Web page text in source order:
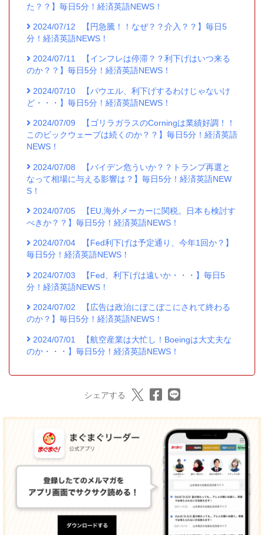
た？？】毎日5分！経済英語NEWS！
2024/07/12
【円急騰！！なぜ？？介入？？】毎日5
分！経済英語NEWS！
2024/07/11
【インフレは停滞？？利下げはいつ来る
のか？？】毎日5分！経済英語NEWS！
2024/07/10
【パウエル、利下げするわけじゃないけ
ど・・・】毎日5分！経済英語NEWS！
2024/07/09
【ゴリラガラスのCorningは業績好調！！
このビックウェーブは続くのか？？】毎日5分！経済英語
NEWS！
2024/07/08
【バイデン危ういか？？トランプ再選と
なって相場に与える影響は？】毎日5分！経済英語NEW
S！
2024/07/05
【EU,海外メーカーに関税。日本も検討す
べきか？？】毎日5分！経済英語NEWS！
2024/07/04
【Fed利下げは予定通り、今年1回か？】
毎日5分！経済英語NEWS！
2024/07/03
【Fed、利下げは遠いか・・・】毎日5
分！経済英語NEWS！
2024/07/02
【広告は政治にぼこぼこにされて終わる
のか？】毎日5分！経済英語NEWS！
2024/07/01
【航空産業は大忙し！Boeingは大丈夫な
のか・・・】毎日5分！経済英語NEWS！
シェアする